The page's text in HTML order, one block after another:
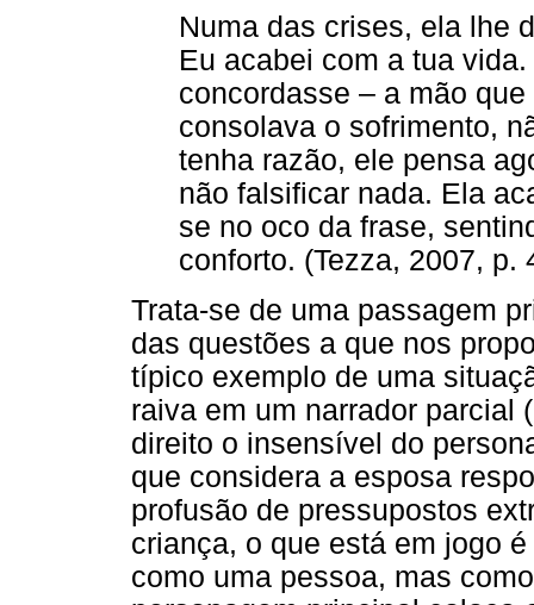
Numa das crises, ela lhe
Eu acabei com a tua
concordasse – a mão
consolava o sofrimento,
tenha razão, ele pensa
não falsificar nada. Ela
se no oco da frase,
conforto. (Tezza, 2007, p.
Trata-se de uma passagem
das questões a que nos
típico exemplo de uma
raiva em um narrador parcial
direito o insensível do
que considera a esposa
profusão de pressupostos
criança, o que está em jogo
como uma pessoa, mas